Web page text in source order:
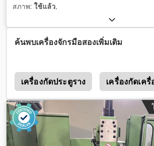
สภาพ: ใช้แล้ว,
ค้นพบเครื่องจักรมือสองเพิ่มเติม
เครื่องกัดประตูราง เครื่องกัดเค